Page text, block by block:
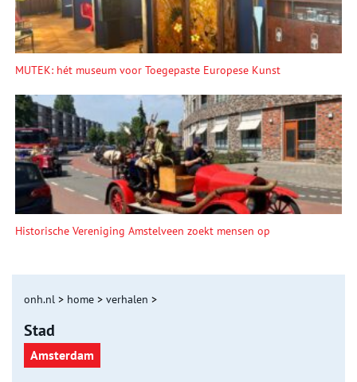
MUTEK: hét museum voor Toegepaste Europese Kunst
Historische Vereniging Amstelveen zoekt mensen op
onh.nl > home > verhalen >
Stad
Amsterdam